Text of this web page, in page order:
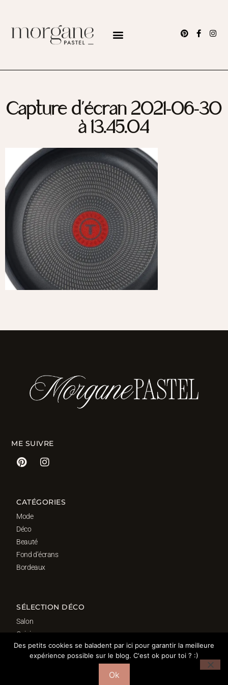
Capture d’écran 2021-06-30
à 13.45.04
ME SUIVRE
CATÉGORIES
Mode
Déco
Beauté
Fond d’écrans
Bordeaux
SÉLECTION DÉCO
Salon
Cuisine
Salle de bain
Chambre
Des petits cookies se baladent par ici pour garantir la meilleure
expérience possible sur le blog. C'est ok pour toi ? :)
Ok